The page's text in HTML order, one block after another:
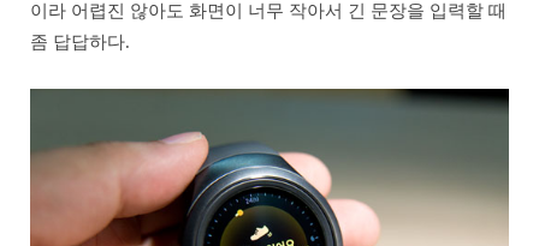
이라 어렵진 않아도 화면이 너무 작아서 긴 문장을 입력할 때
좀 답답하다.